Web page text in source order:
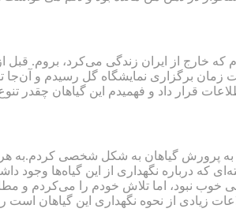
که پیش خواهرم که خارج از ایران زندگی می‌کرد،
زمان برگزاری نمایشگاه گل رسیدم و
قرار داد و فهمیدم این گیاهان چقدر
به پرورش گیاهان به شکل شخصی کردم.به
که درباره نگهداری از این گیاه‌ها
خوب نبود، اما تلاش خودم را می‌کردم و
زیادی از نحوه نگهداری این گیاهان است